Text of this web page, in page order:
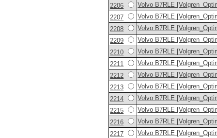
2206
Volvo B7RLE
2207
Volvo B7RLE
2208
Volvo B7RLE
2209
Volvo B7RLE
2210
Volvo B7RLE
2211
Volvo B7RLE
2212
Volvo B7RLE
2213
Volvo B7RLE
2214
Volvo B7RLE
2215
Volvo B7RLE
2216
Volvo B7RLE
2217
Volvo B7RLE